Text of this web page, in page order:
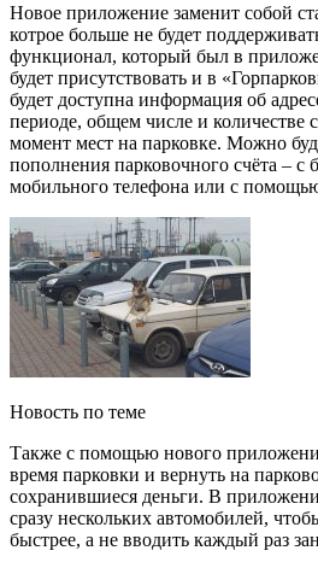
Новое приложение заменит собой
котрое больше не будет
функционал, который был в
будет присутствовать и в
будет доступна информация об
периоде, общем числе и количестве
момент мест на парковке. Можно
пополнения парковочного счёта – с
мобильного телефона или с
Новость по теме
Также с помощью нового
время парковки и вернуть на
сохранившиеся деньги. В
сразу нескольких автомобилей,
быстрее, а не вводить каждый раз